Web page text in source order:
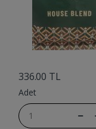
336.00 TL
Adet